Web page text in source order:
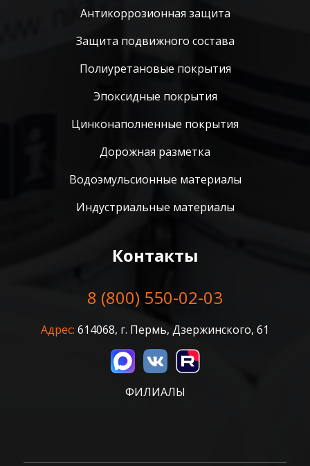
Антикоррозионная защита
Защита подвижного состава
Полиуретановые покрытия
Эпоксидные покрытия
Цинконаполненные покрытия
Дорожная разметка
Водоэмульсионные материалы
Индустриальные материалы
Контакты
8 (800) 550-02-03
Адрес: 614068, г. Пермь, Дзержинского, 61
ФИЛИАЛЫ